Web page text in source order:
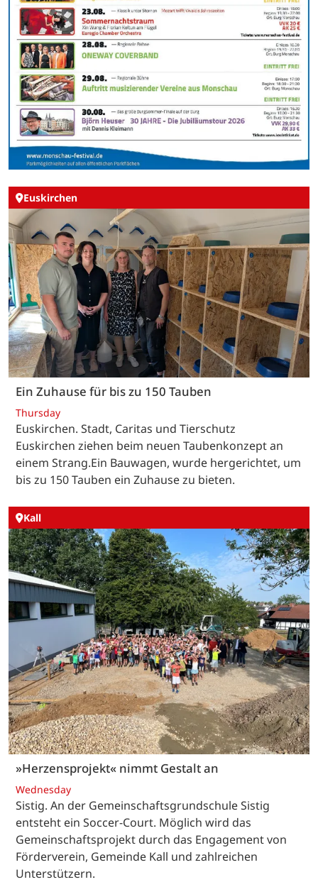
Euskirchen
Ein Zuhause für bis zu 150 Tauben
Thursday
Euskirchen. Stadt, Caritas und Tierschutz
Euskirchen ziehen beim neuen Taubenkonzept an
einem Strang.Ein Bauwagen, wurde hergerichtet, um
bis zu 150 Tauben ein Zuhause zu bieten.
Kall
»Herzensprojekt« nimmt Gestalt an
Wednesday
Sistig. An der Gemeinschaftsgrundschule Sistig
entsteht ein Soccer-Court. Möglich wird das
Gemeinschaftsprojekt durch das Engagement von
Förderverein, Gemeinde Kall und zahlreichen
Unterstützern.